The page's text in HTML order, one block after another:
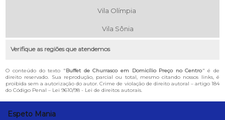
Vila Olímpia
Vila Sônia
Verifique as regiões que atendemos
O conteúdo do texto "Buffet de Churrasco em Domicílio Preço no Centro" é de
direito reservado. Sua reprodução, parcial ou total, mesmo citando nossos links, é
proibida sem a autorização do autor. Crime de violação de direito autoral – artigo 184
do Código Penal – Lei 9610/98 - Lei de direitos autorais.
Espeto Mania